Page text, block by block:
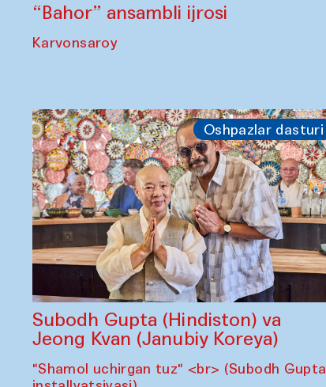
“Bahor” ansambli ijrosi
Karvonsaroy
Oshpazlar dasturi
Subodh Gupta (Hindiston) va
Jeong Kvan (Janubiy Koreya)
"Shamol uchirgan tuz" <br> (Subodh Gupta